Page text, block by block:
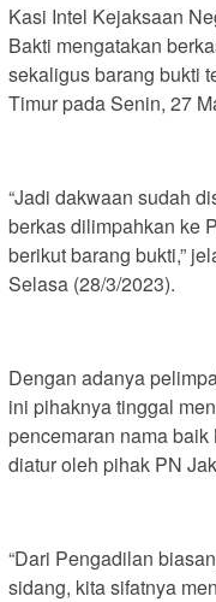
Kasi Intel Kejaksaan
Bakti mengatakan
sekaligus barang bukti
Timur pada Senin, 27
“Jadi dakwaan sudah
berkas dilimpahkan ke
berikut barang bukti,”
Selasa (28/3/2023).
Dengan adanya
ini pihaknya tinggal
pencemaran nama
diatur oleh pihak PN
“Dari Pengadilan
sidang, kita sifatnya